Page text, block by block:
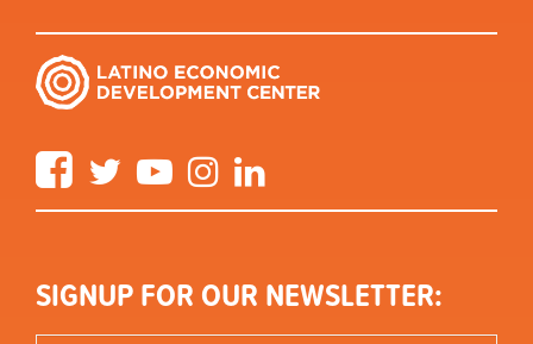
FacebookTwitter YouTube Instagram
SIGNUP FOR OUR NEWSLETTER: